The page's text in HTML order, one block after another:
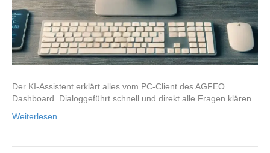
Der KI-Assistent erklärt alles vom PC-Client des AGFEO
Dashboard. Dialoggeführt schnell und direkt alle Fragen klären.
Weiterlesen